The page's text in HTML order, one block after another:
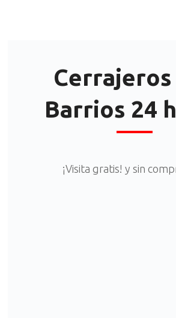
Cerrajeros
Barrios 24
¡Visita gratis! y sin